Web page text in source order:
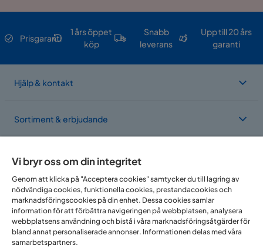
Prisgaranti
1 års öppet
köp
Snabb
leverans
Upp till 20 års
garanti
Hjälp & kontakt
Sortiment & erbjudande
Vi finns i flera länder
Vi bryr oss om din integritet
Genom att klicka på "Acceptera cookies" samtycker du till lagring av
nödvändiga cookies, funktionella cookies, prestandacookies och
marknadsföringscookies på din enhet. Dessa cookies samlar
information för att förbättra navigeringen på webbplatsen, analysera
webbplatsens användning och bistå i våra marknadsföringsåtgärder för
bland annat personaliserade annonser. Informationen delas med våra
samarbetspartners.